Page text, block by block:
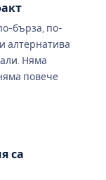
бърза, по-
алтернатива
Няма
повече
са